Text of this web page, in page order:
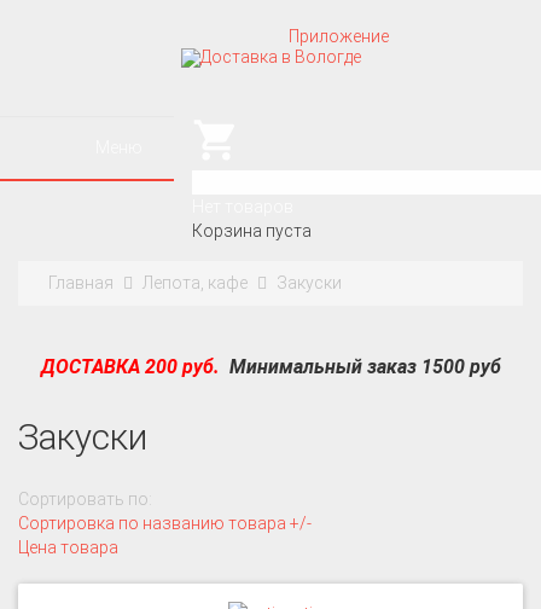
Приложение
Корзина пуста
Главная Лепота, кафе Закуски
ДОСТАВКА 200 руб. Минимальный заказ 1500 руб
Закуски
Сортировать по:
Сортировка по названию товара +/-
Цена товара